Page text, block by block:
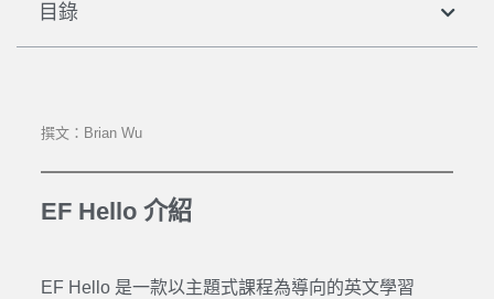
目錄
撰文：Brian Wu
EF Hello 介紹
EF Hello是一款以主題式課程為導向的英文學習